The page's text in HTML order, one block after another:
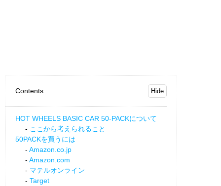
Contents
HOT WHEELS BASIC CAR 50-PACKについて
ここから考えられること
50PACKを買うには
Amazon.co.jp
Amazon.com
マテルオンライン
Target